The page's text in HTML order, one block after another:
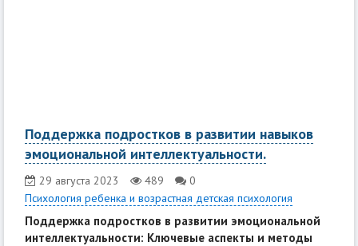
Поддержка подростков в развитии навыков
эмоциональной интеллектуальности.
29 августа 2023 489
0
Психология ребенка и возрастная детская психология
Поддержка подростков в развитии эмоциональной
интеллектуальности: Ключевые аспекты и методы